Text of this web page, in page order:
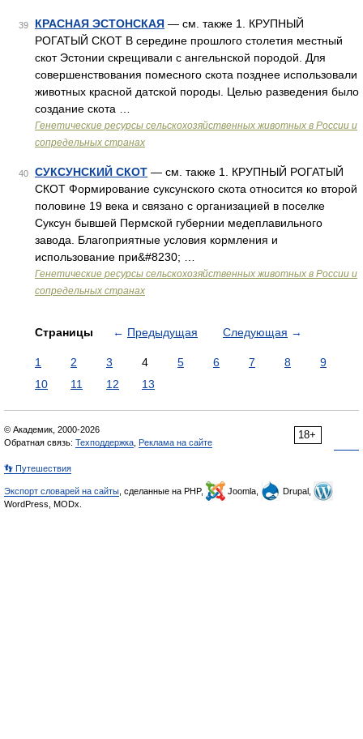
39 КРАСНАЯ ЭСТОНСКАЯ — см. также 1. КРУПНЫЙ
РОГАТЫЙ СКОТ В середине прошлого столетия местный
скот Эстонии скрещивали с ангельнской породой. Для
совершенствования помесного скота позднее использовали
животных красной датской породы. Целью разведения было
создание скота …
Генетические ресурсы сельскохозяйственных животных в России и
сопредельных странах
40 СУКСУНСКИЙ СКОТ — см. также 1. КРУПНЫЙ РОГАТЫЙ
СКОТ Формирование суксунского скота относится ко второй
половине 19 века и связано с организацией в поселке
Суксун бывшей Пермской губернии медеплавильного
завода. Благоприятные условия кормления и
использование при&#8230; …
Генетические ресурсы сельскохозяйственных животных в России и
сопредельных странах
Страницы ← Предыдущая Следующая →
1 2 3 4 5 6 7 8
9
10
11 12 13
18+
© Академик, 2000-2026
Обратная связь: Техподдержка Реклама на сайте
👣 Путешествия
Экспорт словарей на сайты , сделанные на PHP, Joomla,
Drupal,
WordPress, MODx.